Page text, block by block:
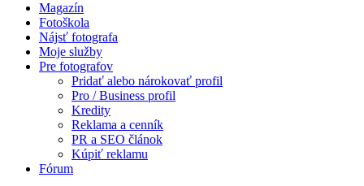
Magazín
Fotoškola
Nájsť fotografa
Moje služby
Pre fotografov
Pridať alebo nárokovať profil
Pro / Business profil
Kredity
Reklama a cenník
PR a SEO článok
Kúpiť reklamu
Fórum